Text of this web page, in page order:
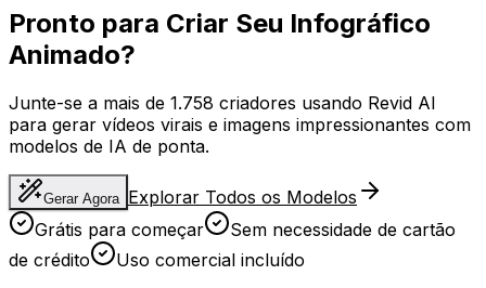
Pronto para Criar Seu Infográfico
Animado?
Junte-se a mais de 1.758 criadores usando Revid AI
para gerar vídeos virais e imagens impressionantes com
modelos de IA de ponta.
Gerar Agora Explorar Todos os Modelos
Grátis para começar
Sem necessidade de cartão
de crédito
Uso comercial incluído